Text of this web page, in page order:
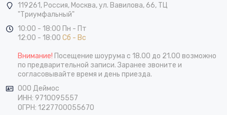
119261, Россия, Москва,ул. Вавилова, 66, ТЦ
"Триумфальный"
10:00 - 18:00 Пн - Пт
12:00 - 18:00 Сб - Вс
Внимание! Посещение шоурума с 18.00 до 21.00 возможно
по предварительной записи. Заранее звоните и
согласовывайте время и день приезда.
ООО Деймос
ИНН: 9710095557
ОГРН: 1227700055670